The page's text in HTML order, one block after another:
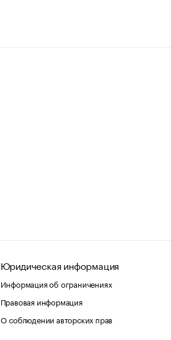
Юридическая информация
Информация об ограничениях
Правовая информация
О соблюдении авторских прав